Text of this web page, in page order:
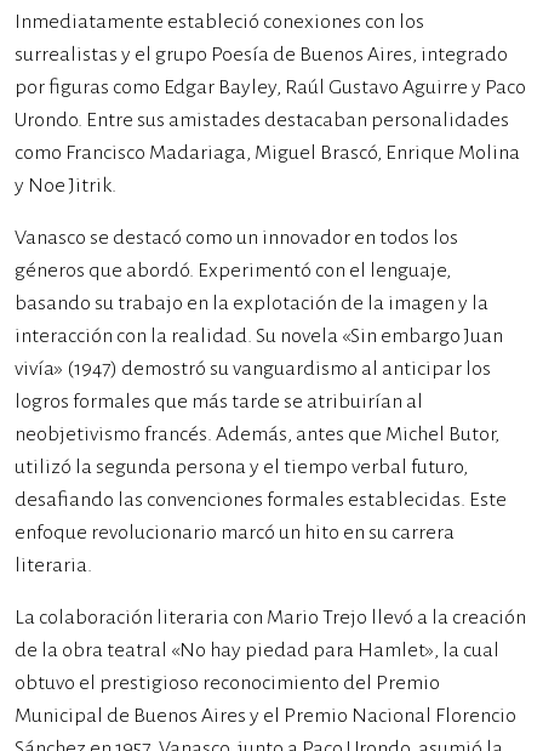
Inmediatamente estableció conexiones con los
surrealistas y el grupo Poesía de Buenos Aires, integrado
por figuras como Edgar Bayley, Raúl Gustavo Aguirre y Paco
Urondo. Entre sus amistades destacaban personalidades
como Francisco Madariaga, Miguel Brascó, Enrique Molina
y Noe Jitrik.
Vanasco se destacó como un innovador en todos los
géneros que abordó. Experimentó con el lenguaje,
basando su trabajo en la explotación de la imagen y la
interacción con la realidad. Su novela «Sin embargo Juan
vivía» (1947) demostró su vanguardismo al anticipar los
logros formales que más tarde se atribuirían al
neobjetivismo francés. Además, antes que Michel Butor,
utilizó la segunda persona y el tiempo verbal futuro,
desafiando las convenciones formales establecidas. Este
enfoque revolucionario marcó un hito en su carrera
literaria.
La colaboración literaria con Mario Trejo llevó a la creación
de la obra teatral «No hay piedad para Hamlet», la cual
obtuvo el prestigioso reconocimiento del Premio
Municipal de Buenos Aires y el Premio Nacional Florencio